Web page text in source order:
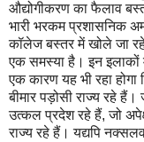
औद्योगीकरण का फैलाव
भारी भरकम प्रशासनिक
कॉलेज बस्तर में खोले जा रहे
एक समस्या है। इन इलाकों
एक कारण यह भी रहा होगा
बीमार पड़ोसी राज्य रहे
उत्कल प्रदेश रहे हैं, जो
राज्य रहे हैं। यद्यपि